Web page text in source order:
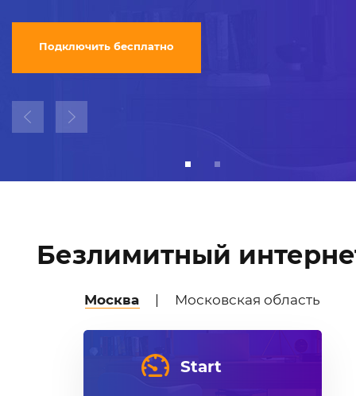
Подключить бесплатно
Start
Москва Московская область
Безлимитный